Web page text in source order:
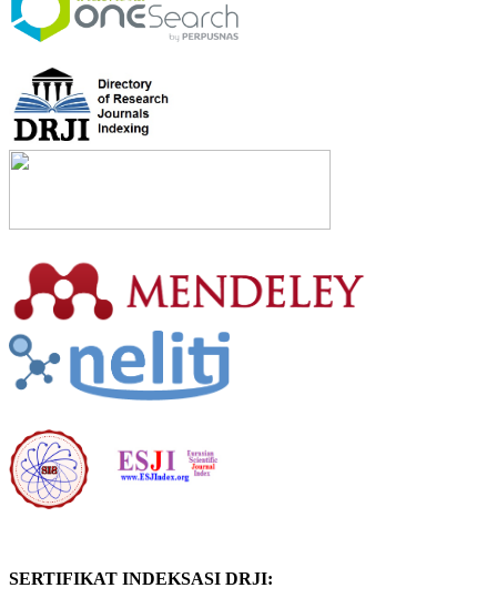
SERTIFIKAT INDEKSASI DRJI: